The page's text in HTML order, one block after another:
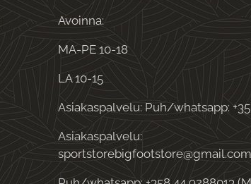
Avoinna:
MA-PE 10-18
LA 10-15
Asiakaspalvelu: Puh/whatsapp:
Asiakaspalvelu:
sportstorebigfootstore@gmail.com